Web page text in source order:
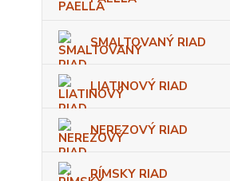
SMALTOVANÝ RIAD
LIATINOVÝ RIAD
NEREZOVÝ RIAD
RÍMSKY RIAD